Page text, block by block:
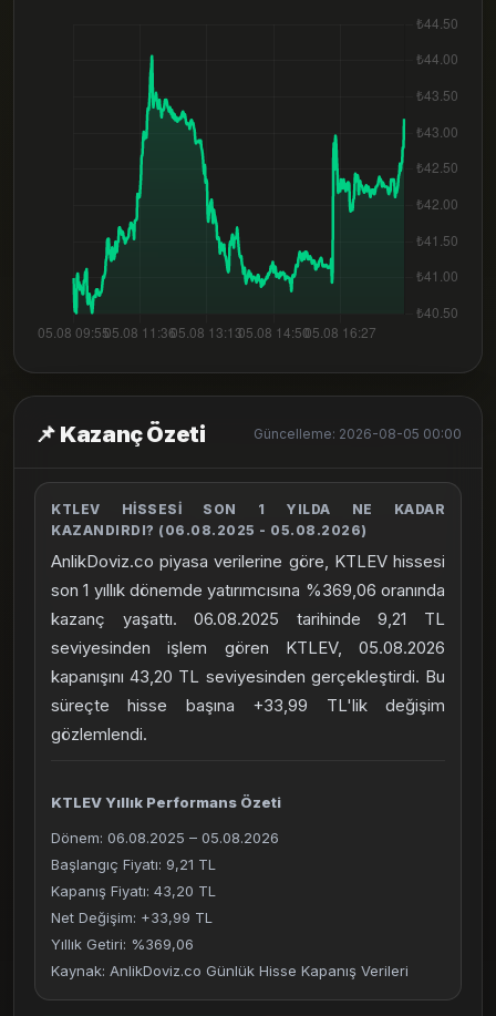
📌 Kazanç Özeti Güncelleme: 2026-08-05 00:00
KTLEV HISSESI SON 1 YILDA NE KADAR
KAZANDIRDI? (06.08.2025 - 05.08.2026)
AnlikDoviz.co piyasa verilerine göre, KTLEV hissesi
son 1 yıllık dönemde yatırımcısına %369,06 oranında
kazanç yaşattı. 06.08.2025 tarihinde 9,21 TL
seviyesinden işlem gören KTLEV, 05.08.2026
kapanışını 43,20 TL seviyesinden gerçekleştirdi. Bu
süreçte hisse başına +33,99 TL'lik değişim
gözlemlendi.
KTLEV Yıllık Performans Özeti
Dönem: 06.08.2025 – 05.08.2026
Başlangıç Fiyatı: 9,21 TL
Kapanış Fiyatı: 43,20 TL
Net Değişim: +33,99 TL
Yıllık Getiri: %369,06
Kaynak: AnlikDoviz.co Günlük Hisse Kapanış Verileri